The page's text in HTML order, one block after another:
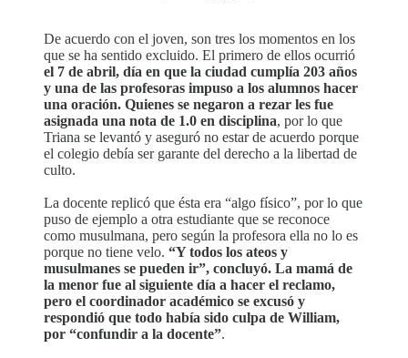
De acuerdo con el joven, son tres los momentos en los
que se ha sentido excluido. El primero de ellos ocurrió
el 7 de abril, día en que la ciudad cumplía 203 años
y una de las profesoras impuso a los alumnos hacer
una oración. Quienes se negaron a rezar les fue
asignada una nota de 1.0 en disciplina, por lo que
Triana se levantó y aseguró no estar de acuerdo porque
el colegio debía ser garante del derecho a la libertad de
culto.
La docente replicó que ésta era “algo físico”, por lo que
puso de ejemplo a otra estudiante que se reconoce
como musulmana, pero según la profesora ella no lo es
porque no tiene velo. “Y todos los ateos y
musulmanes se pueden ir”, concluyó. La mamá de
la menor fue al siguiente día a hacer el reclamo,
pero el coordinador académico se excusó y
respondió que todo había sido culpa de William,
por “confundir a la docente”.